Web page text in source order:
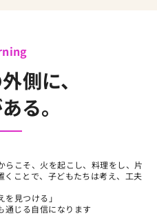
側に、
る。
らこそ、火を起こし、料理をし、片
くことで、子どもたちは考え、工夫
を見つける」
じる自信になります